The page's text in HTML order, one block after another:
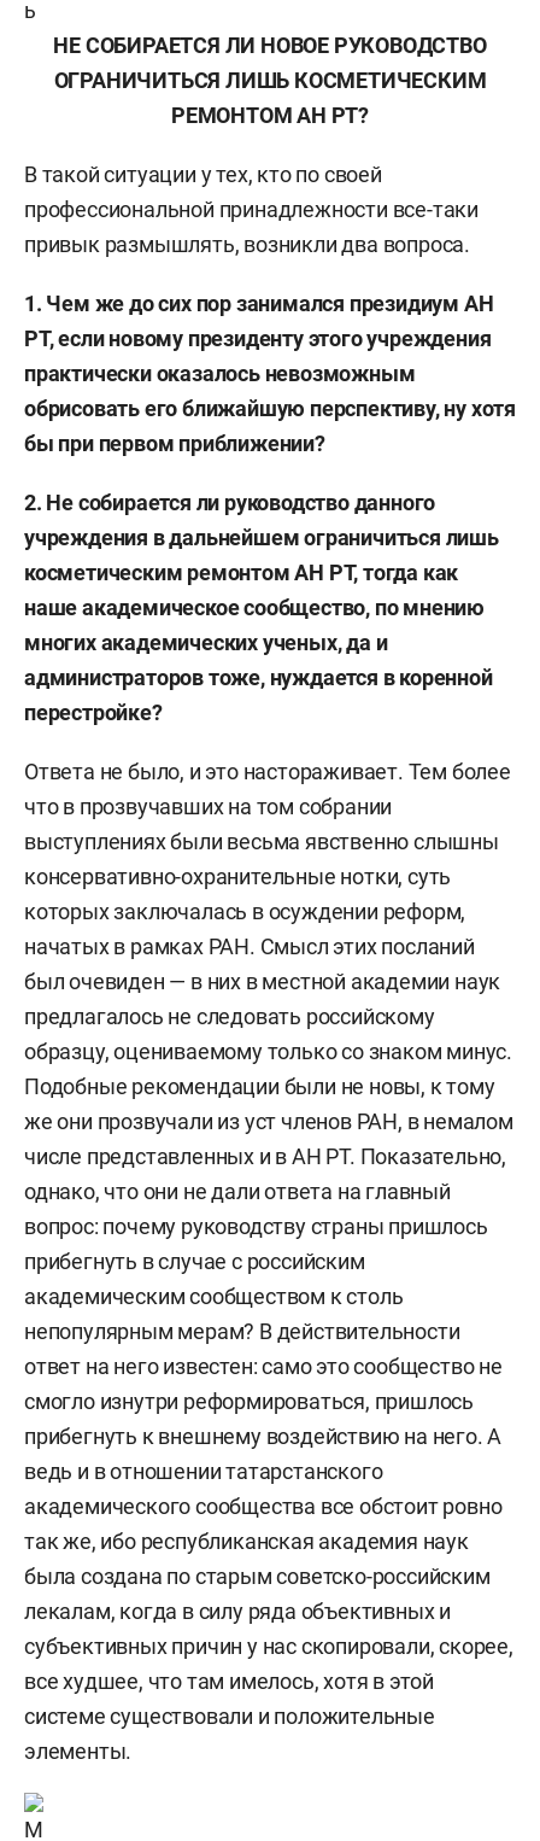
ь
НЕ СОБИРАЕТСЯ ЛИ НОВОЕ РУКОВОДСТВО
ОГРАНИЧИТЬСЯ ЛИШЬ КОСМЕТИЧЕСКИМ
РЕМОНТОМ АН РТ?
В такой ситуации у тех, кто по своей
профессиональной принадлежности все-таки
привык размышлять, возникли два вопроса.
1. Чем же до сих пор занимался президиум АН
РТ, если новому президенту этого учреждения
практически оказалось невозможным
обрисовать его ближайшую перспективу, ну хотя
бы при первом приближении?
2. Не собирается ли руководство данного
учреждения в дальнейшем ограничиться лишь
косметическим ремонтом АН РТ, тогда как
наше академическое сообщество, по мнению
многих академических ученых, да и
администраторов тоже, нуждается в коренной
перестройке?
Ответа не было, и это настораживает. Тем более
что в прозвучавших на том собрании
выступлениях были весьма явственно слышны
консервативно-охранительные нотки, суть
которых заключалась в осуждении реформ,
начатых в рамках РАН. Смысл этих посланий
был очевиден — в них в местной академии наук
предлагалось не следовать российскому
образцу, оцениваемому только со знаком минус.
Подобные рекомендации были не новы, к тому
же они прозвучали из уст членов РАН, в немалом
числе представленных и в АН РТ. Показательно,
однако, что они не дали ответа на главный
вопрос: почему руководству страны пришлось
прибегнуть в случае с российским
академическим сообществом к столь
непопулярным мерам? В действительности
ответ на него известен: само это сообщество не
смогло изнутри реформироваться, пришлось
прибегнуть к внешнему воздействию на него. А
ведь и в отношении татарстанского
академического сообщества все обстоит ровно
так же, ибо республиканская академия наук
была создана по старым советско-российским
лекалам, когда в силу ряда объективных и
субъективных причин у нас скопировали, скорее,
все худшее, что там имелось, хотя в этой
системе существовали и положительные
элементы.